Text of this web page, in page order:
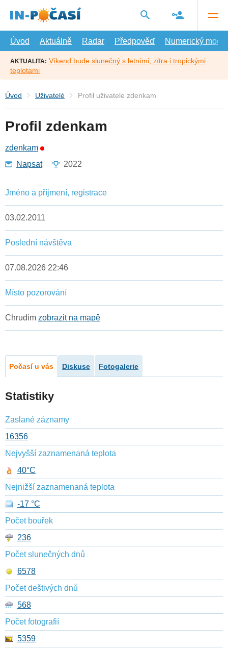
hlavní
Úvod
Aktuálně Radar Předpověď Numerický model
AKTUALITA: Víkend bude slunečný s letními, zítra i tropickými
teplotami
Úvod Uživatelé Profil uživatele zdenkam
Profil zdenkam
zdenkam
Napsat
2022
Jméno a příjmení, registrace
03.02.2011
Poslední návštěva
07.08.2026 22:46
Místo pozorování
Chrudim zobrazit na mapě
Počasí u vás Diskuse Fotogalerie
Statistiky
Zaslané záznamy
16356
Nejvyšší zaznamenaná teplota
40°C
Nejnižší zaznamenaná teplota
-17 °C
Počet bouřek
236
Počet slunečných dnů
6578
Počet deštivých dnů
568
Počet fotografií
5359